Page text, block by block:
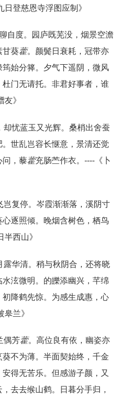
登慈恩寺浮图应制》
自度。园庐既芜没，烟景空澹
甘葵藿。颜鬓日衰耗，冠带亦
始分箨。夕气下遥阴，微风
门无请托。非君好事者，谁
》
却忧蓝玉又光辉。桑梢出舍蚕
世乱岂容长惬意，景清还觉
问，藜藿充肠苎作衣。----《卜
岂复停。岑霞渐渐落，溪阴寸
心逐照倾。晚烟含树色，栖鸟
西山》
露华清。稍与秋阴合，还将晓
泫微明。的皪添幽兴，芊绵
降鹤先惊。为感生成惠，心
兰》
偶芳藿。高位良有依，幽姿亦
不为薄。半面契始终，千金
得无苦乐。但感游子颜，又
去去缑山鹤。日暮分手归，